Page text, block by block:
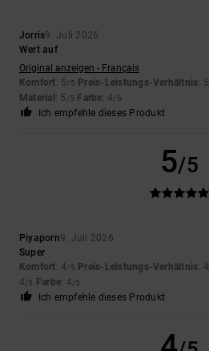
Jorris9. Juli 2026
Wert auf
Original anzeigen - Français
Komfort: 5/5 Preis-Leistungs-Verhältnis: 5
Material: 5 /5 Farbe: 4/5
Ich empfehle dieses Produkt
5/5
Piyaporn9. Juli 2026
Super
Komfort: 4/5 Preis-Leistungs-Verhältnis: 4
4/5 Farbe: 4/5
Ich empfehle dieses Produkt